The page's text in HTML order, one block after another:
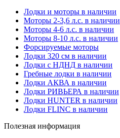
Лодки и моторы в наличии
Моторы 2-3,6 л.с. в наличии
Моторы 4-6 л.с. в наличии
Моторы 8-10 л.с. в наличии
Форсируемые моторы
Лодки 320 см в наличии
Лодки с НДНД в наличии
Гребные лодки в наличии
Лодки АКВА в наличии
Лодки РИВЬЕРА в наличии
Лодки HUNTER в наличии
Лодки FLINC в наличии
Полезная информация